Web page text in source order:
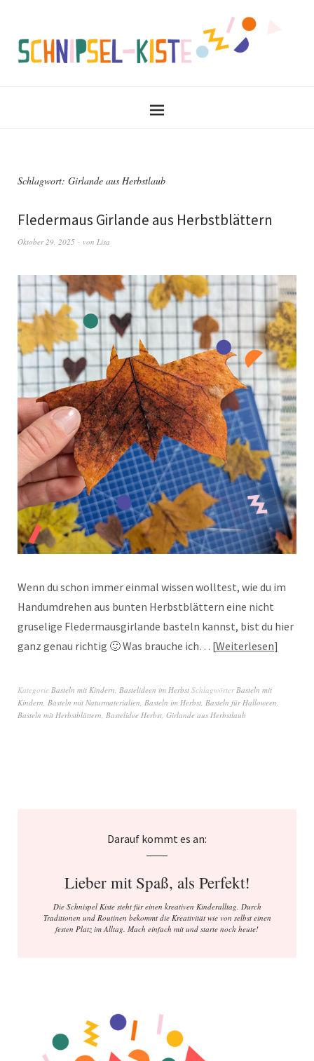
Schlagwort: Girlande aus Herbstlaub
Fledermaus Girlande aus Herbstblättern
Oktober 29, 2025 von Lisa
Wenn du schon immer einmal wissen wolltest, wie du im
Handumdrehen aus bunten Herbstblättern eine nicht
gruselige Fledermausgirlande basteln kannst, bist du hier
ganz genau richtig 🙂 Was brauche ich… Weiterlesen
Kategorie Basteln mit Kindern, Bastelideen im Herbst SchlagwörterBasteln mit
Kindern, Basteln mit Naturmaterialien, Basteln im Herbst, Basteln für Halloween,
Basteln mit Herbstblättern, Bastelidee Herbst, Girlande aus Herbstlaub
Darauf kommt es an:
Lieber mit Spaß, als Perfekt!
Die Schnispel Kiste steht für einen kreativen Kinderalltag. Durch
Traditionen und Routinen bekommt die Kreativität wie von selbst einen
festen Platz im Alltag. Mach einfach mit und starte noch heute!